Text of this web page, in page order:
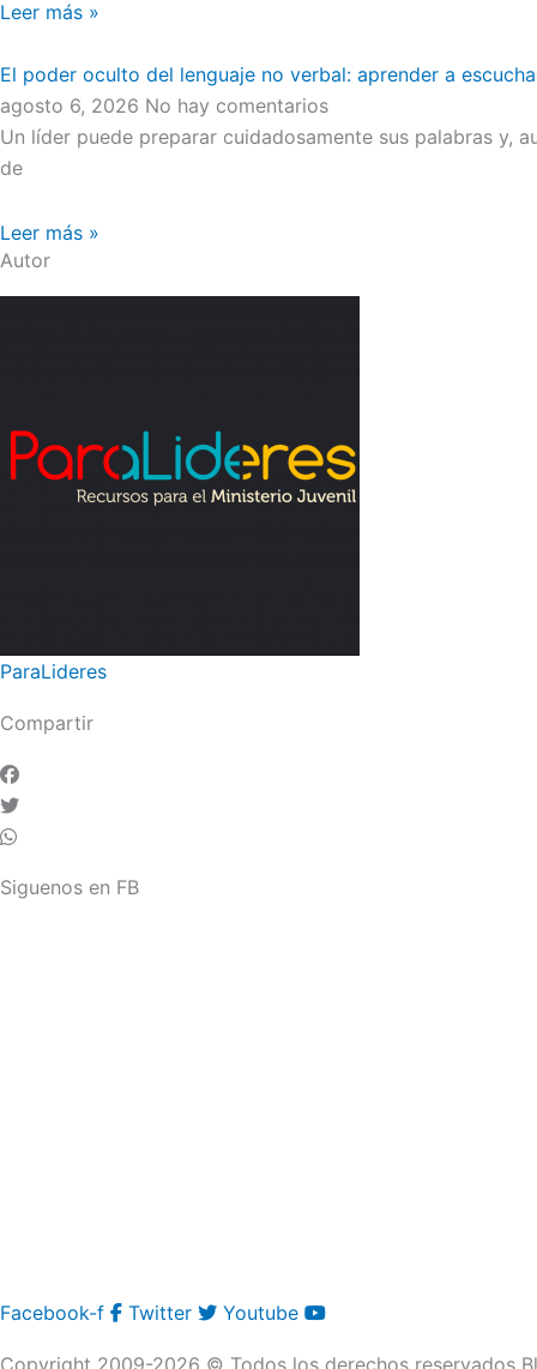
Leer más »
El poder oculto del lenguaje no verbal: aprender a
agosto 6, 2026 No hay comentarios
Un líder puede preparar cuidadosamente sus palabras y,
de
Leer más »
Autor
ParaLideres
Compartir
Siguenos en FB
Facebook-f Twitter Youtube
Copyright 2009-2026 © Todos los derechos reservados